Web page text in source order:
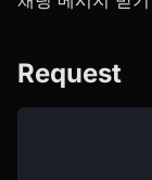
Request